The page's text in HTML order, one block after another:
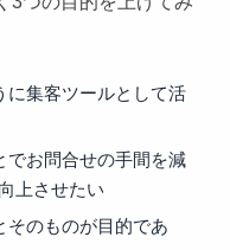
に集客ツールとして活
でお問合せの手間を減
上させたい
そのものが目的であ